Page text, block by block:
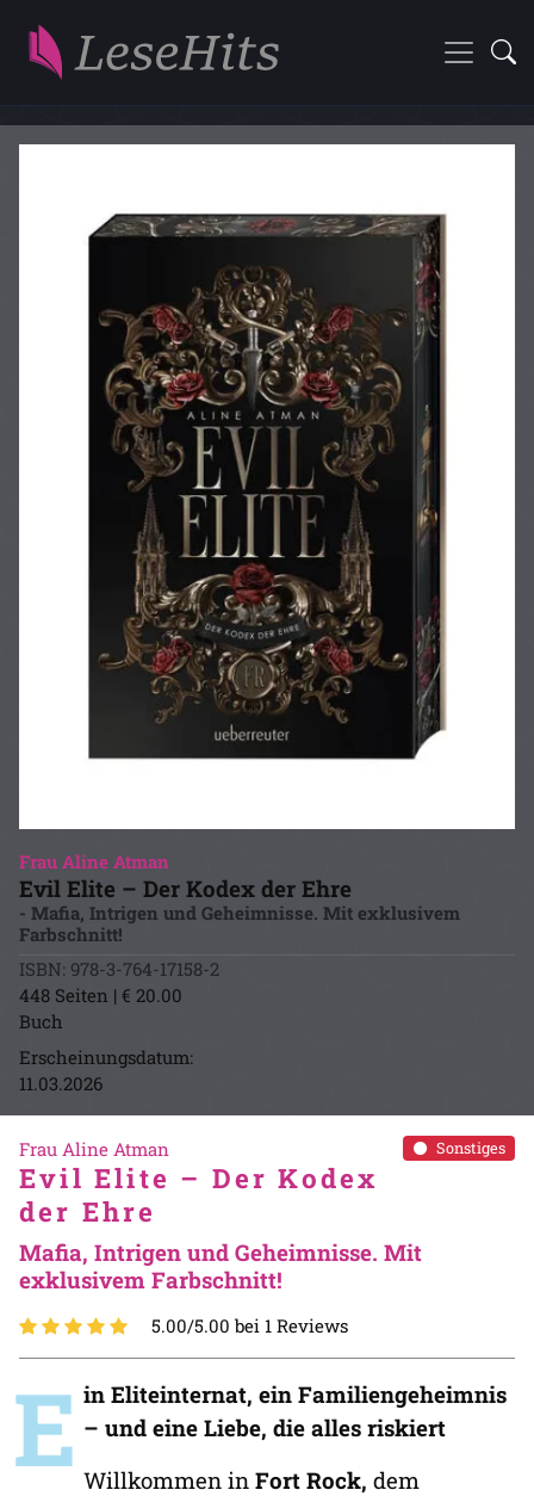
Frau Aline Atman
Evil Elite – Der Kodex der Ehre
- Mafia, Intrigen und Geheimnisse. Mit exklusivem
Farbschnitt!
ISBN: 978-3-764-17158-2
448 Seiten | € 20.00
Buch
Erscheinungsdatum:
11.03.2026
Sonstiges
Frau Aline Atman
Evil Elite – Der Kodex
der Ehre
Mafia, Intrigen und Geheimnisse. Mit
exklusivem Farbschnitt!
5.00/5.00 bei 1 Reviews
E in Eliteinternat, ein Familiengeheimnis
– und eine Liebe, die alles riskiert
Willkommen in Fort Rock, dem